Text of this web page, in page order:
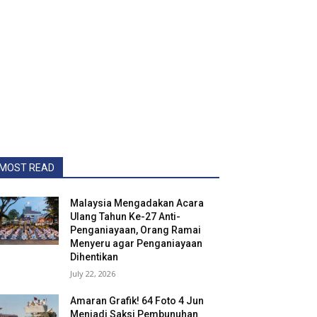
READ
Malaysia Mengadakan Acara
Ulang Tahun Ke-27 Anti-
Penganiayaan, Orang Ramai
Menyeru agar Penganiayaan
Dihentikan
July 22, 2026
Amaran Grafik! 64 Foto 4 Jun
Menjadi Saksi Pembunuhan